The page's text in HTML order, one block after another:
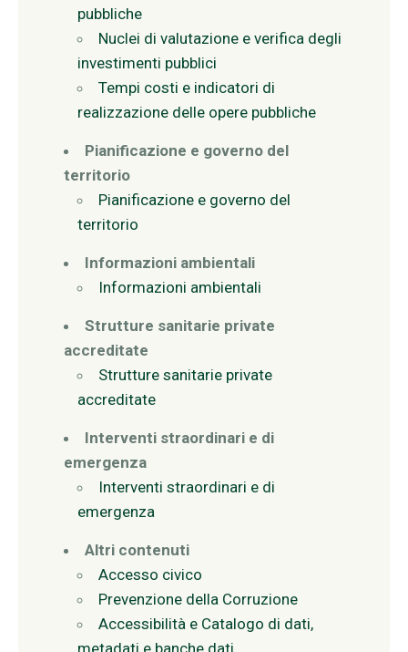
pubbliche
Nuclei di valutazione e verifica degli
investimenti pubblici
Tempi costi e indicatori di
realizzazione delle opere pubbliche
Pianificazione e governo del
territorio
Pianificazione e governo del
territorio
Informazioni ambientali
Informazioni ambientali
Strutture sanitarie private
accreditate
Strutture sanitarie private
accreditate
Interventi straordinari e di
emergenza
Interventi straordinari e di
emergenza
Altri contenuti
Accesso civico
Prevenzione della Corruzione
Accessibilità e Catalogo di dati,